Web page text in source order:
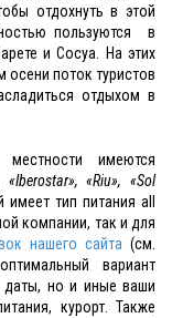
отдохнуть в этой
пользуются в
и Сосуа. На этих
осени поток туристов
отдыхом в
имеются
«Iberostar», «Riu», «Sol
имеет тип питания all
компании, так и для
нашего сайта (см.
вариант
даты, но и иные ваши
курорт. Также